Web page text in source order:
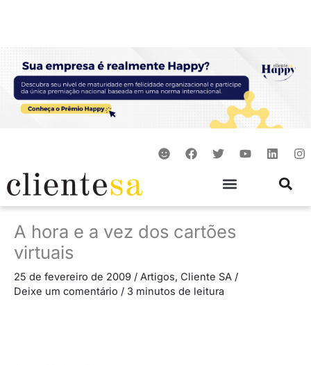
S
m
F
a
o
k
T
w
e
Y
o
b
L
i
d
I
n
g
A hora e a vez dos cartões
virtuais
25 de fevereiro de 2009 / Artigos, Cliente SA /
Deixe um comentário / 3 minutos de leitura